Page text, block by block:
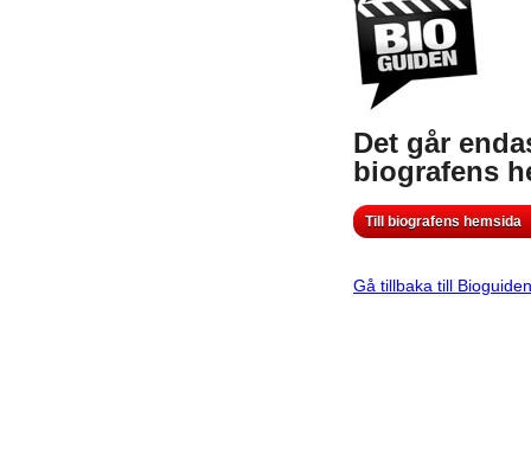
Det går
biografens
Till biografens hemsida
Gå tillbaka till Bioguiden